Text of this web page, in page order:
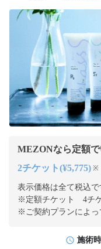
MEZONなら定額で
2チケット(¥5,775) ※
表示価格は全て税込で
※定額チケット 4チ
※ご契約プランによっ
施術